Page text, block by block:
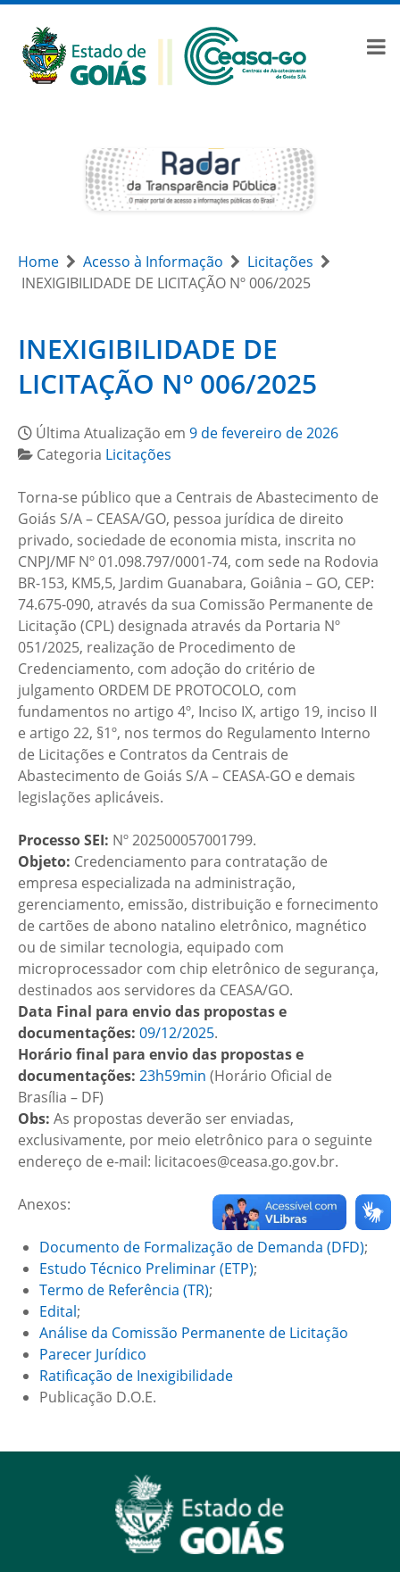
Home Acesso à Informação
Licitações
INEXIGIBILIDADE DE LICITAÇÃO Nº 006/2025
INEXIGIBILIDADE DE
LICITAÇÃO Nº 006/2025
Última Atualização em 9 de fevereiro de 2026
Categoria Licitações
Torna-se público que a Centrais de Abastecimento de
Goiás S/A – CEASA/GO, pessoa jurídica de direito
privado, sociedade de economia mista, inscrita no
CNPJ/MF Nº 01.098.797/0001-74, com sede na Rodovia
BR-153, KM5,5, Jardim Guanabara, Goiânia – GO, CEP:
74.675-090, através da sua Comissão Permanente de
Licitação (CPL) designada através da Portaria Nº
051/2025, realização de Procedimento de
Credenciamento, com adoção do critério de
julgamento ORDEM DE PROTOCOLO, com
fundamentos no artigo 4º, Inciso IX, artigo 19, inciso II
e artigo 22, §1º, nos termos do Regulamento Interno
de Licitações e Contratos da Centrais de
Abastecimento de Goiás S/A – CEASA-GO e demais
legislações aplicáveis.
Processo SEI: Nº 202500057001799.
Objeto: Credenciamento para contratação de
empresa especializada na administração,
gerenciamento, emissão, distribuição e fornecimento
de cartões de abono natalino eletrônico, magnético
ou de similar tecnologia, equipado com
microprocessador com chip eletrônico de segurança,
destinados aos servidores da CEASA/GO.
Data Final para envio das propostas e
documentações: 09/12/2025.
Horário final para envio das propostas e
documentações: 23h59min (Horário Oficial de
Brasília – DF)
Obs: As propostas deverão ser enviadas,
exclusivamente, por meio eletrônico para o seguinte
endereço de e-mail: licitacoes@ceasa.go.gov.br.
Anexos:
Documento de Formalização de Demanda (DFD);
Estudo Técnico Preliminar (ETP);
Termo de Referência (TR);
Edital;
Análise da Comissão Permanente de Licitação
Parecer Jurídico
Ratificação de Inexigibilidade
Publicação D.O.E.